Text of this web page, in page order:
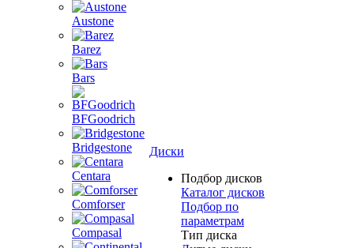
Austone
Barez
Bars
BFGoodrich
Bridgestone
Centara
Comforser
Compasal
Диски
Подбор дисков
Каталог дисков
Подбор по
параметрам
Тип диска